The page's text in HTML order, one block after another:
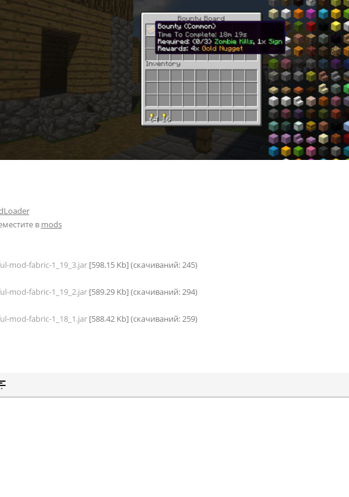
в mods
mod-fabric-1_19_3.jar [598.15 Kb] (cкачиваний: 245)
mod-fabric-1_19_2.jar [589.29 Kb] (cкачиваний: 294)
mod-fabric-1_18_1.jar [588.42 Kb] (cкачиваний: 259)
ТЕКСТА
ЦИТАТЫСПОЙЛЕРА